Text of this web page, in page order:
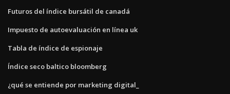
Futuros del índice bursátil de canadá
Impuesto de autoevaluación en línea uk
Tabla de índice de espionaje
Índice seco baltico bloomberg
¿qué se entiende por marketing digital_